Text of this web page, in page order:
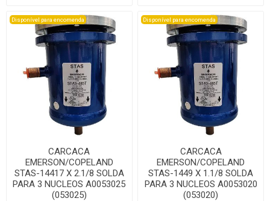
Disponível para encomenda
CARCACA
EMERSON/COPELAND
STAS-14417 X 2.1/8 SOLDA
PARA 3 NUCLEOS A0053025
(053025)
Disponível para encomenda
CARCACA
EMERSON/COPELAND
STAS-1449 X 1.1/8 SOLDA
PARA 3 NUCLEOS A0053020
(053020)